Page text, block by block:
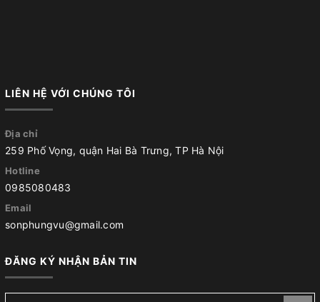
LIÊN HỆ VỚI CHÚNG TÔI
Địa chỉ
259 Phố Vọng, quận Hai Bà Trưng, TP Hà Nội
Hotline
0985080483
Email
sonphungvu@gmail.com
ĐĂNG KÝ NHẬN BẢN TIN